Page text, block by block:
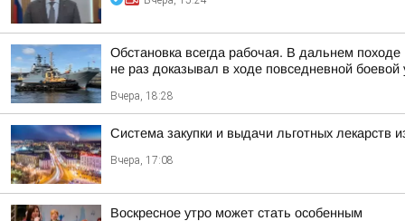
Обстановка всегда рабочая. В дальнем
не раз доказывал в ходе повседневной боевой
Вчера, 18:28
Система закупки и выдачи льготных лекарств
Вчера, 17:08
Воскресное утро может стать особенным